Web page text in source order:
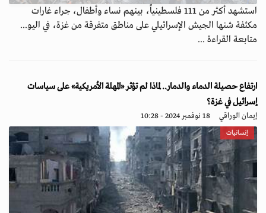
استشهد أكثر من 111 فلسطينياً، بينهم نساء وأطفال، جراء غارات
مكثفة شنها الجيش الإسرائيلي على مناطق متفرقة من غزة، في اليو...
متابعة القراءة ...
ارتفاع حصيلة الدماء والدمار.. لماذا لم تؤثر «المهلة الأمريكية» على سياسات
إسرائيل في غزة؟
إيمان الوراقي 18 نوفمبر 2024 - 10:28
إنسانيات